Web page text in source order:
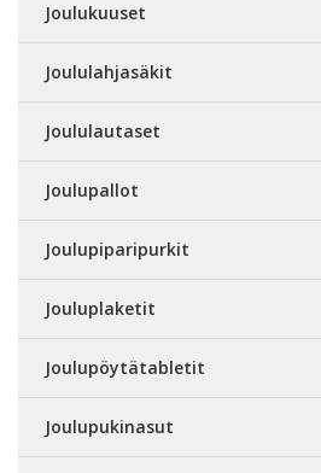
Joulukuuset
Joululahjasäkit
Joululautaset
Joulupallot
Joulupiparipurkit
Jouluplaketit
Joulupöytätabletit
Joulupukinasut